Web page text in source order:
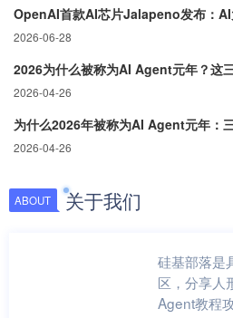
OpenAI首款AI芯片Jalapeno发布：
2026-06-28
2026为什么被称为AI Agent元年？这
2026-04-26
为什么2026年被称为AI Agent元年：
2026-04-26
ABOUT 关于我们
硅基部落是
区，分享人
Agent教程